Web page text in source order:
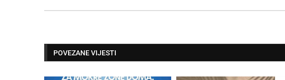
POVEZANE VIJESTI